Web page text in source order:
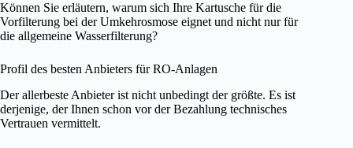
Können Sie erläutern, warum sich Ihre Kartusche für die
Vorfilterung bei der Umkehrosmose eignet und nicht nur für
die allgemeine Wasserfilterung?
Profil des besten Anbieters für RO-Anlagen
Der allerbeste Anbieter ist nicht unbedingt der größte. Es ist
derjenige, der Ihnen schon vor der Bezahlung technisches
Vertrauen vermittelt.